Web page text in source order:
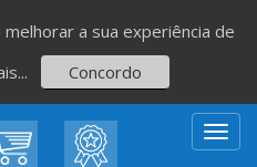
a sua experiência de
Concordo